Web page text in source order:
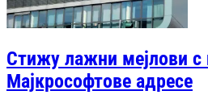
Стижу лажни мејлови с
Мајкрософтове адресе